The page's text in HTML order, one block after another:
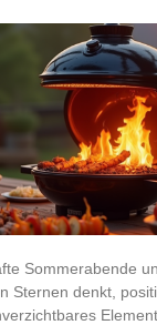
Sommerabende
Sternen denkt,